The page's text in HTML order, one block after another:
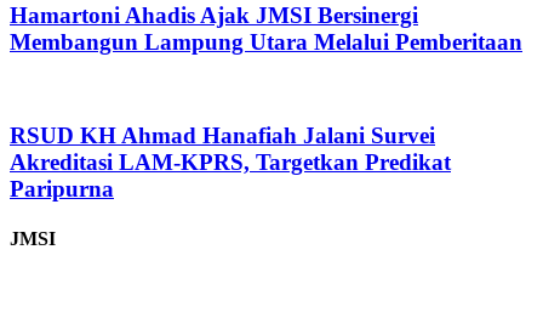
Hamartoni Ahadis Ajak JMSI Bersinergi
Membangun Lampung Utara Melalui Pemberitaan
RSUD KH Ahmad Hanafiah Jalani Survei
Akreditasi LAM-KPRS, Targetkan Predikat
Paripurna
JMSI